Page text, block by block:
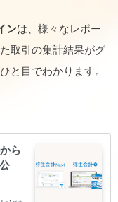
ンは、様々なレポー
取引の集計結果がグ
と目でわかります。
ら